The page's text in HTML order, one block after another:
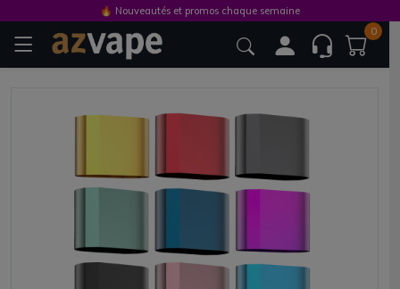
0
🔥 Nouveautés et promos chaque semaine